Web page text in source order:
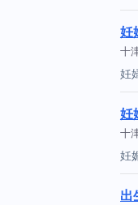
妊
十
妊
妊
十
妊
出